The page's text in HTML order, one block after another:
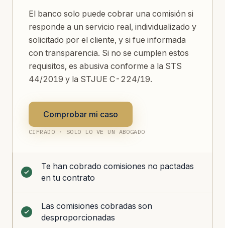
El banco solo puede cobrar una comisión si
responde a un servicio real, individualizado y
solicitado por el cliente, y si fue informada
con transparencia. Si no se cumplen estos
requisitos, es abusiva conforme a la STS
44/2019 y la STJUE C-224/19.
Comprobar mi caso
CIFRADO · SOLO LO VE UN ABOGADO
Te han cobrado comisiones no pactadas
en tu contrato
Las comisiones cobradas son
desproporcionadas